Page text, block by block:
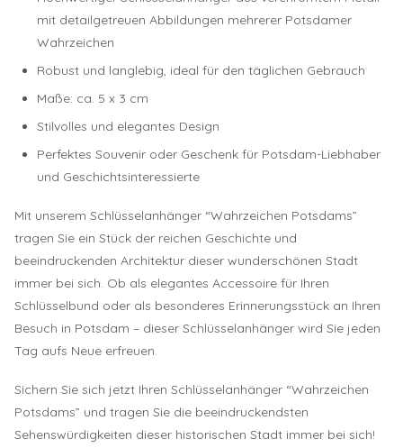
mit detailgetreuen Abbildungen mehrerer Potsdamer
Wahrzeichen
Robust und langlebig, ideal für den täglichen Gebrauch
Maße: ca. 5 x 3 cm
Stilvolles und elegantes Design
Perfektes Souvenir oder Geschenk für Potsdam-Liebhaber
und Geschichtsinteressierte
Mit unserem Schlüsselanhänger “Wahrzeichen Potsdams”
tragen Sie ein Stück der reichen Geschichte und
beeindruckenden Architektur dieser wunderschönen Stadt
immer bei sich. Ob als elegantes Accessoire für Ihren
Schlüsselbund oder als besonderes Erinnerungsstück an Ihren
Besuch in Potsdam – dieser Schlüsselanhänger wird Sie jeden
Tag aufs Neue erfreuen.
Sichern Sie sich jetzt Ihren Schlüsselanhänger “Wahrzeichen
Potsdams” und tragen Sie die beeindruckendsten
Sehenswürdigkeiten dieser historischen Stadt immer bei sich!